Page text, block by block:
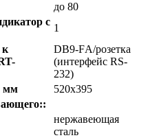
до 80
с
1
к
DB9-FА/розетка
(интерфейс RS-
232)
мм
520х395
нержавеющая
сталь